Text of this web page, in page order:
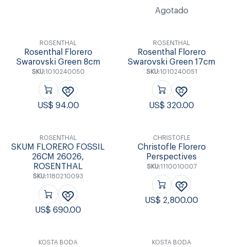
Agotado
ROSENTHAL
Rosenthal Florero
Swarovski Green 8cm
SKU:1010240050
US$ 94.00
ROSENTHAL
Rosenthal Florero
Swarovski Green 17cm
SKU:1010240051
US$320.00
ROSENTHAL
SKUM FLORERO FOSSIL
26CM 26026,
ROSENTHAL
SKU:1180210093
US$690.00
CHRISTOFLE
Christofle Florero
Perspectives
SKU:1110010007
US$ 2,800.00
KOSTA BODA KOSTA BODA